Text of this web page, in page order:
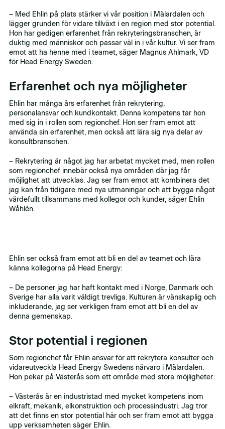
– Med Ehlin på plats stärker vi vår position i Mälardalen och
lägger grunden för vidare tillväxt i en region med stor potential.
Hon har gedigen erfarenhet från rekryteringsbranschen, är
duktig med människor och passar väl in i vår kultur. Vi ser fram
emot att ha henne med i teamet, säger Magnus Ahlmark, VD
för Head Energy Sweden.
Erfarenhet och nya möjligheter
Ehlin har många års erfarenhet från rekrytering,
personalansvar och kundkontakt. Denna kompetens tar hon
med sig in i rollen som regionchef. Hon ser fram emot att
använda sin erfarenhet, men också att lära sig nya delar av
konsultbranschen.
– Rekrytering är något jag har arbetat mycket med, men rollen
som regionchef innebär också nya områden där jag får
möjlighet att utvecklas. Jag ser fram emot att kombinera det
jag kan från tidigare med nya utmaningar och att bygga något
värdefullt tillsammans med kollegor och kunder, säger Ehlin
Wåhlén.
Ehlin ser också fram emot att bli en del av teamet och lära
känna kollegorna på Head Energy:
– De personer jag har haft kontakt med i Norge, Danmark och
Sverige har alla varit väldigt trevliga. Kulturen är vänskaplig och
inkluderande, jag ser verkligen fram emot att bli en del av
denna gemenskap.
Stor potential i regionen
Som regionchef får Ehlin ansvar för att rekrytera konsulter och
vidareutveckla Head Energy Swedens närvaro i Mälardalen.
Hon pekar på Västerås som ett område med stora möjligheter:
– Västerås är en industristad med mycket kompetens inom
elkraft, mekanik, elkonstruktion och processindustri. Jag tror
att det finns en stor potential här och ser fram emot att bygga
upp verksamheten säger Ehlin.